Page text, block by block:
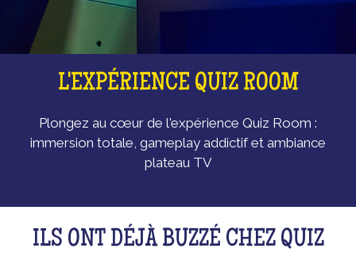
L'EXPÉRIENCE QUIZ ROOM
Plongez au cœur de l'expérience Quiz Room :
immersion totale, gameplay addictif et ambiance
plateau TV
ILS ONT DÉJÀ BUZZÉ CHEZ QUIZ